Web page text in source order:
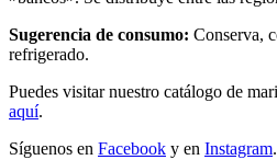
Sugerencia de consumo: Conserva,
refrigerado.
Puedes visitar nuestro catálogo de
aquí.
Síguenos en Facebook y en Instagram.